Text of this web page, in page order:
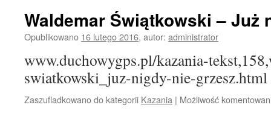
Waldemar Świątkowski – Już
Opublikowano 16 lutego 2016, autor: administrator
www.duchowygps.pl/kazania-
swiatkowski_juz-nigdy-nie-grzesz.html
Zaszufladkowano do kategorii Kazania | Możliwość